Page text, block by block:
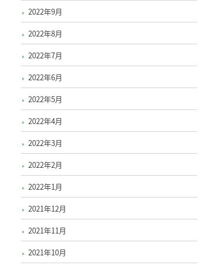
2022年9月
2022年8月
2022年7月
2022年6月
2022年5月
2022年4月
2022年3月
2022年2月
2022年1月
2021年12月
2021年11月
2021年10月